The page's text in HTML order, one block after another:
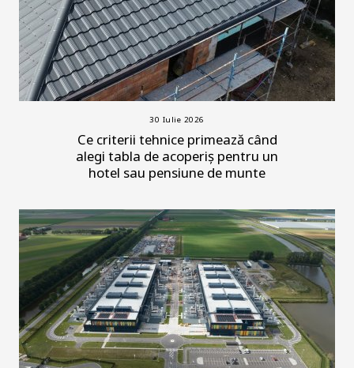
30 Iulie 2026
Ce criterii tehnice primează când
alegi tabla de acoperiș pentru un
hotel sau pensiune de munte